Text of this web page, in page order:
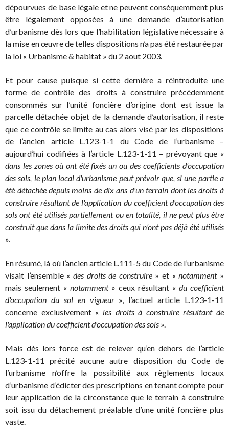
dépourvues de base légale et ne peuvent conséquemment plus
être légalement opposées à une demande d’autorisation
d’urbanisme dès lors que l’habilitation législative nécessaire à
la mise en œuvre de telles dispositions n’a pas été restaurée par
la loi « Urbanisme & habitat » du 2 aout 2003.
Et pour cause puisque si cette dernière a réintroduite une
forme de contrôle des droits à construire précédemment
consommés sur l’unité foncière d’origine dont est issue la
parcelle détachée objet de la demande d’autorisation, il reste
que ce contrôle se limite au cas alors visé par les dispositions
de l’ancien article L.123-1-1 du Code de l’urbanisme –
aujourd’hui codifiées à l’article L.123-1-11 – prévoyant que «
dans les zones où ont été fixés un ou des coefficients d'occupation
des sols, le plan local d'urbanisme peut prévoir que, si une partie a
été détachée depuis moins de dix ans d'un terrain dont les droits à
construire résultant de l'application du coefficient d'occupation des
sols ont été utilisés partiellement ou en totalité, il ne peut plus être
construit que dans la limite des droits qui n'ont pas déjà été utilisés
».
En résumé, là où l’ancien article L.111-5 du Code de l’urbanisme
visait l’ensemble « des droits de construire» et «notamment»
mais seulement «notamment» ceux résultant « du coefficient
d'occupation du sol en vigueur», l’actuel article L.123-1-11
concerne exclusivement « les droits à construire résultant de
l'application du coefficient d'occupation des sols ».
Mais dès lors force est de relever qu’en dehors de l’article
L.123-1-11 précité aucune autre disposition du Code de
l’urbanisme n’offre la possibilité aux règlements locaux
d’urbanisme d’édicter des prescriptions en tenant compte pour
leur application de la circonstance que le terrain à construire
soit issu du détachement préalable d’une unité foncière plus
vaste.